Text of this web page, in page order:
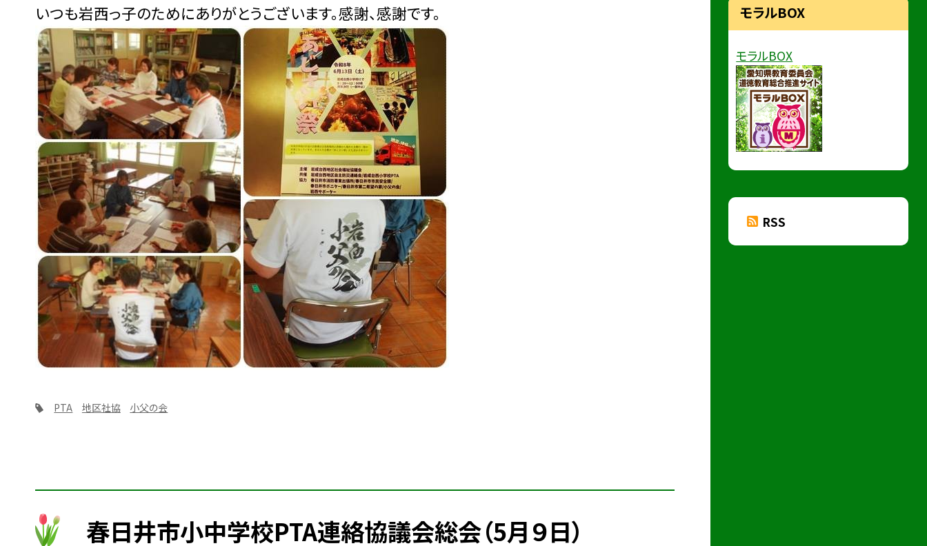
いつも岩西っ子のためにありがとうございます。感謝、感謝です。
PTA 地区社協 小父の会
春日井市小中学校PTA連絡協議会総会（5月９日）
モラルBOX
モラルBOX
RSS